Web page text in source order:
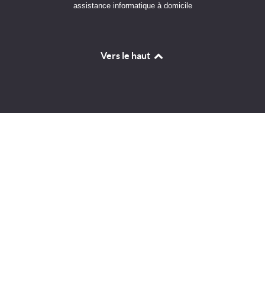
assistance informatique à domicile
Vers le haut